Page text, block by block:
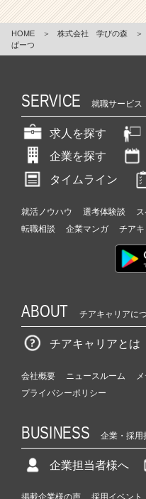
HOME ＞ 株式会社 学びの森 ＞
ぱーつ
SERVICE 就職サービス
求人を探す
企業を探す
タイムライン
就活ノウハウ 選考体験談
転職相談
企業マンガ チア
ABOUT チアキャリアに
チアキャリアとは
会社概要 ニュースルーム
プライバシーポリシー
BUSINESS 企業・採用
企業担当者様へ